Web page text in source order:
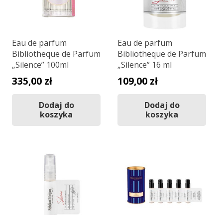
Eau de parfum
Bibliotheque de Parfum
„Silence” 100ml
335,00 zł
Dodaj do
koszyka
Eau de parfum
Bibliotheque de Parfum
„Silence” 16 ml
109,00 zł
Dodaj do
koszyka